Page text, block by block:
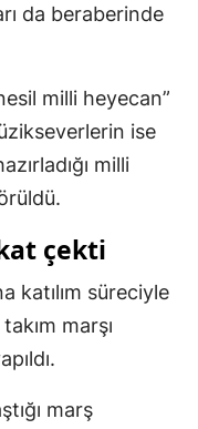
da beraberinde
milli heyecan”
ise
milli
çekti
katılım süreciyle
marşı
marş